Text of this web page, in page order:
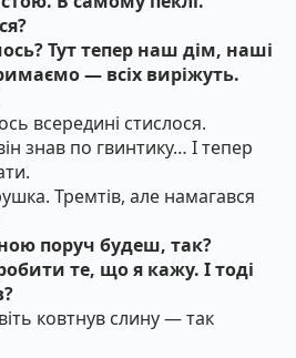
Тут тепер наш дім, наші
— всіх виріжуть.
всередині стислося.
знав по гвинтику… І тепер
Тремтів, але намагався
поруч будеш, так?
те, що я кажу. І тоді
ковтнув слину — так